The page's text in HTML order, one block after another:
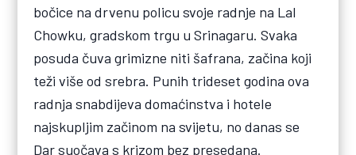
bočice na drvenu policu svoje radnje na Lal
Chowku, gradskom trgu u Srinagaru. Svaka
posuda čuva grimizne niti šafrana, začina koji
teži više od srebra. Punih trideset godina ova
radnja snabdijeva domaćinstva i hotele
najskupljim začinom na svijetu, no danas se
Dar suočava s krizom bez presedana.